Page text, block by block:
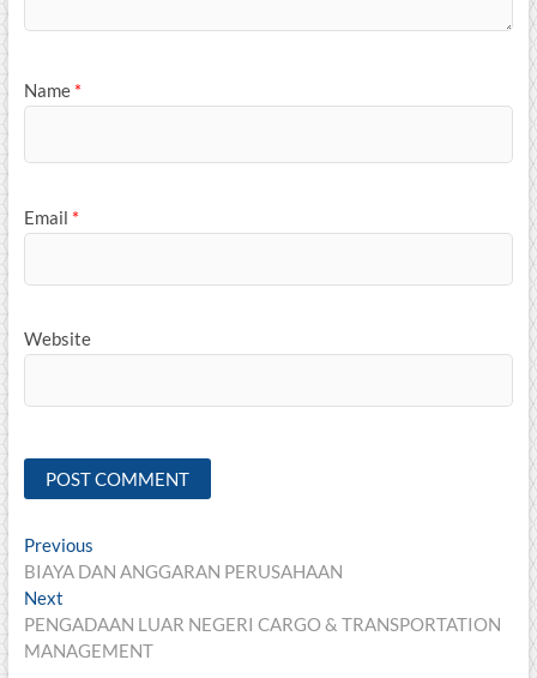
Name *
Email *
Website
Post
navigation
PreviousPrevious
post:
BIAYA DAN ANGGARAN PERUSAHAAN
NextNext
post:
PENGADAAN LUAR NEGERI CARGO & TRANSPORTATION
MANAGEMENT